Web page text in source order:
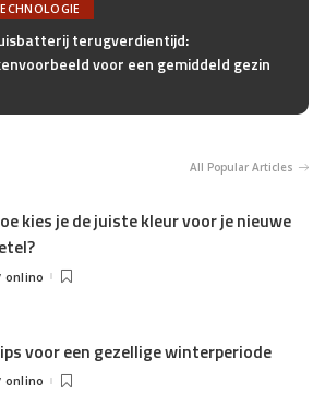
terugverdientijd:
voor een gemiddeld gezin
All Popular Articles
kies je de juiste kleur voor je nieuwe
onlino
voor een gezellige winterperiode
onlino